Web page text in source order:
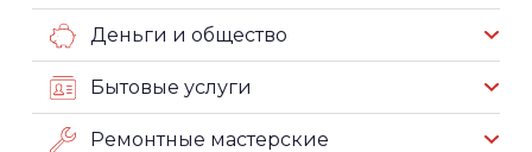
Деньги и общество
Бытовые услуги
Ремонтные мастерские